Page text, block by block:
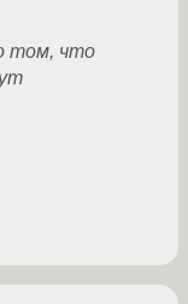
том, что